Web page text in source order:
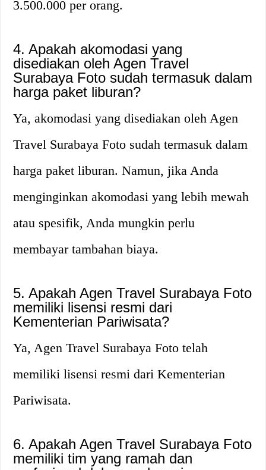
3.500.000 per orang.
4. Apakah akomodasi yang
disediakan oleh Agen Travel
Surabaya Foto sudah termasuk dalam
harga paket liburan?
Ya, akomodasi yang disediakan oleh Agen
Travel Surabaya Foto sudah termasuk dalam
harga paket liburan. Namun, jika Anda
menginginkan akomodasi yang lebih mewah
atau spesifik, Anda mungkin perlu
membayar tambahan biaya.
5. Apakah Agen Travel Surabaya Foto
memiliki lisensi resmi dari
Kementerian Pariwisata?
Ya, Agen Travel Surabaya Foto telah
memiliki lisensi resmi dari Kementerian
Pariwisata.
6. Apakah Agen Travel Surabaya Foto
memiliki tim yang ramah dan